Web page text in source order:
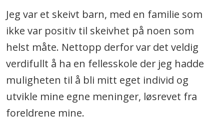
Jeg var et skeivt barn, med en familie som
ikke var positiv til skeivhet på noen som
helst måte. Nettopp derfor var det veldig
verdifullt å ha en fellesskole der jeg hadde
muligheten til å bli mitt eget individ og
utvikle mine egne meninger, løsrevet fra
foreldrene mine.